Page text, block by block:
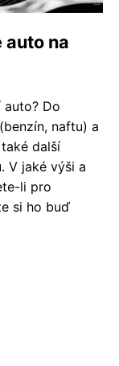
auto na
Do
naftu) a
další
V jaké výši a
li pro
si ho buď